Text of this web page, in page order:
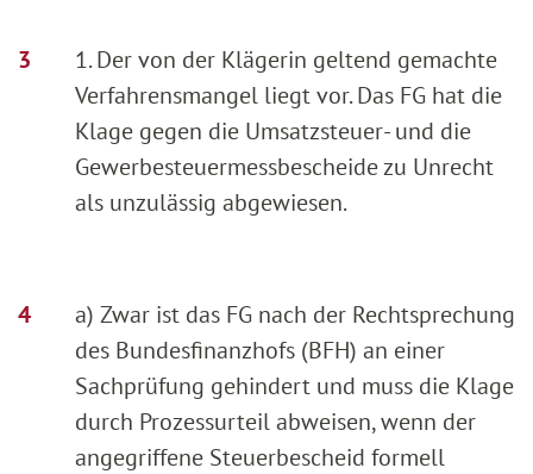
1. Der von der Klägerin geltend gemachte
Verfahrensmangel liegt vor. Das FG hat die
Klage gegen die Umsatzsteuer- und die
Gewerbesteuermessbescheide zu Unrecht
als unzulässig abgewiesen.
a) Zwar ist das FG nach der Rechtsprechung
des Bundesfinanzhofs (BFH) an einer
Sachprüfung gehindert und muss die Klage
durch Prozessurteil abweisen, wenn der
angegriffene Steuerbescheid formell